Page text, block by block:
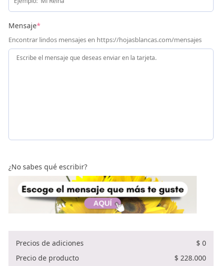
Mensaje*
Encontrar lindos mensajes en https://hojasblancas.com/mensajes
¿No sabes qué escribir?
Precios de adiciones $ 0
Precio de producto
$ 228.000